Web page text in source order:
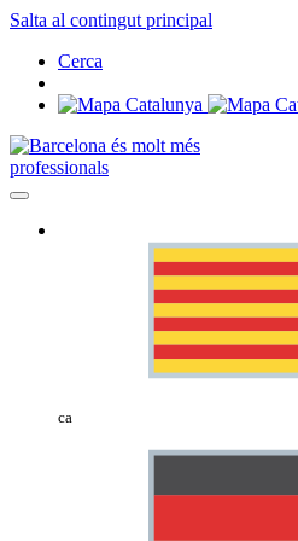
Salta al contingut principal
Cerca
professionals
ca